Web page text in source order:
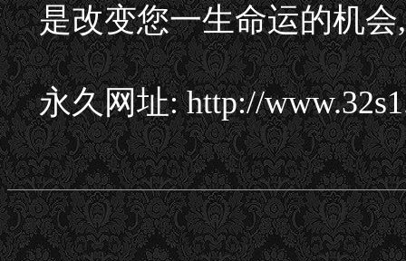
是改变您一生命运的机
永久网址: http://